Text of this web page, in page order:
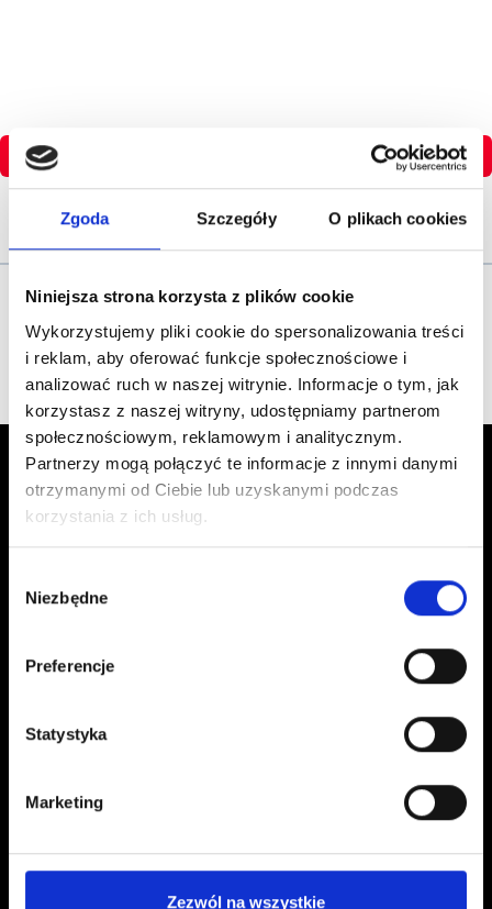
Zgoda Szczegóły O plikach cookies
Niniejsza strona korzysta z plików cookie
Wykorzystujemy pliki cookie do spersonalizowania treści
i reklam, aby oferować funkcje społecznościowe i
analizować ruch w naszej witrynie. Informacje o tym, jak
korzystasz z naszej witryny, udostępniamy partnerom
społecznościowym, reklamowym i analitycznym.
Partnerzy mogą połączyć te informacje z innymi danymi
otrzymanymi od Ciebie lub uzyskanymi podczas
korzystania z ich usług.
zgody
Niezbędne
Preferencje
Statystyka
Marketing
Zezwól na wszystkie
Nie pamietasz hasła?
Nie masz jeszcze konta?Dołącz do Strefy Wiedzy